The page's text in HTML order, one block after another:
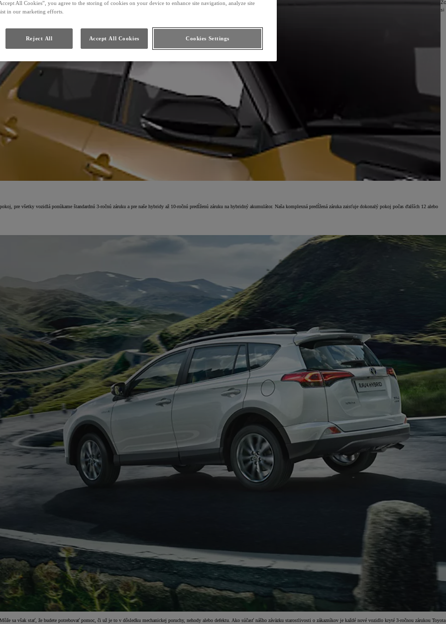
si
všetky vozidlá ponúkame štandardnú 3-ročnú záruku a pre naše hybridy až 10-ročnú predĺženú záruku na hybridný akumulátor. Naša komplexná predĺžená záruka zaisťuje dokonalý pokoj počas ďalších 12 alebo
sa však stať, že budete potrebovať pomoc, či už je to v dôsledku mechanickej poruchy, nehody alebo defektu. Ako súčasť nášho záväzku starostlivosti o zákazníkov je každé nové vozidlo kryté 3-ročnou zárukou Toyota
All Cookies”, you agree to the storing of cookies on your device to enhance site navigation, analyze site
in our marketing efforts.
Cookies Settings
Reject All Accept All Cookies